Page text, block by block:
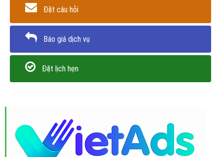
Đặt câu hỏi
Báo giá dịch vụ
Đặt lịch hẹn